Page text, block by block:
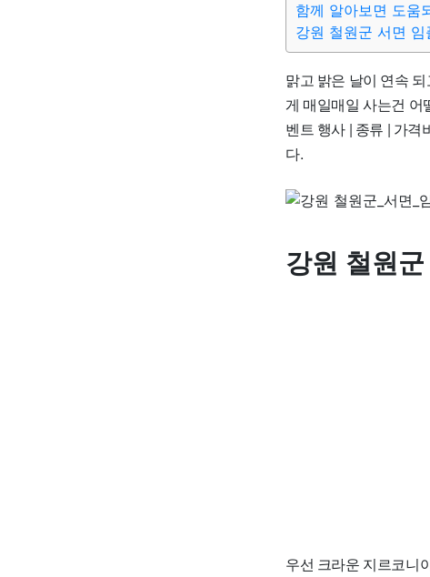
함께 알아보면 도움
강원 철원군 서면
맑고 밝은 날이 연속
게 매일매일 사는건 어
벤트 행사 | 종류 | 가격
다.
강원 철원
우선 크라운 지르코니